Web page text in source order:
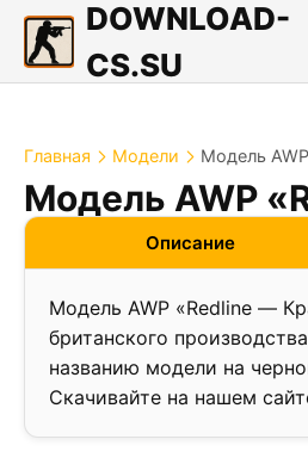
DOWNLOAD-
CS.SU
Главная Модели Модель
Модель AWP
Описание
Модель AWP «Redline —
британского
названию модели на
Скачивайте на нашем